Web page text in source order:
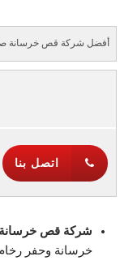
أفضل شركة قص خرسانة
اتصل بنا
شركة قص خرسانة
خرسانة وحفر